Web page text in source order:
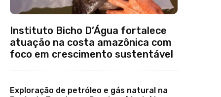
Instituto Bicho D’Água fortalece
atuação na costa amazônica com
foco em crescimento sustentável
Exploração de petróleo e gás natural na